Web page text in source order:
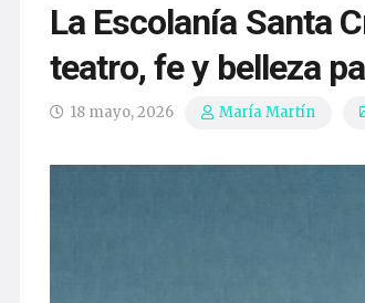
La Escolanía Santa
teatro, fe y belleza
18 mayo, 2026 María Martín